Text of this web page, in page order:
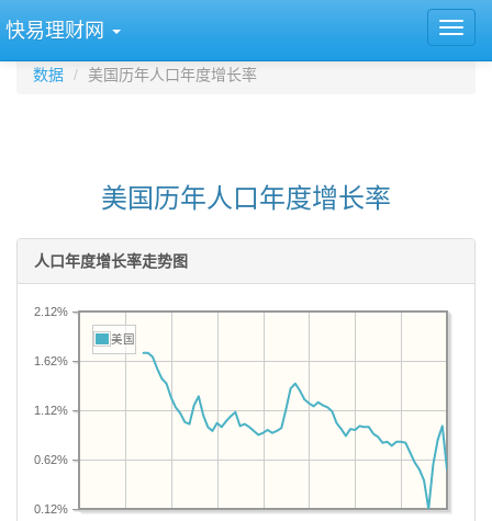
快易理财网
数据 美国历年人口年度增长率
美国历年人口年度增长率
人口年度增长率走势图
0.12%
0.62%
1.12%
1.62%
2.12%
美国